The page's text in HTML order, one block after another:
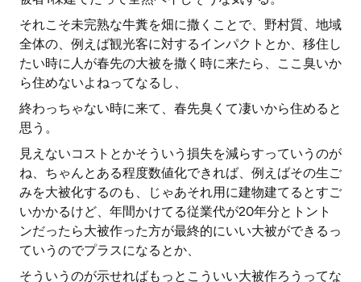
それこそ未完熟な牛糞を畑に撒くことで、野村質、地域
全体の、例えば観光客に対するインパクトとか、移住し
たい時に人が春先の大被を撒く時に来たら、ここ臭いか
ら住めないよねってなるし、
終わっちゃない時に来て、春先臭くて凄いから住めると
思う。
見えないコストとかそういう損失を減らすっていうのが
ね、ちゃんとある程度数値化できれば、例えばその生ご
みを大被化するのも、じゃあそれ用に建物建てるとすご
いかかるけど、年間かけてる従業代が20年分とトント
ンだったら大被作った方が最終的にいい大被ができるっ
ていうのでプラスになるとか、
そういうのが示せればもっとこういい大被作ろうってな